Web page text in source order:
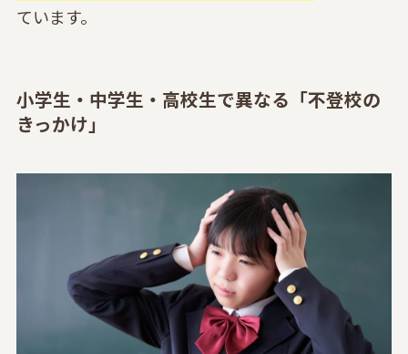
ています。
小学生・中学生・高校生で異なる「不登校の
きっかけ」